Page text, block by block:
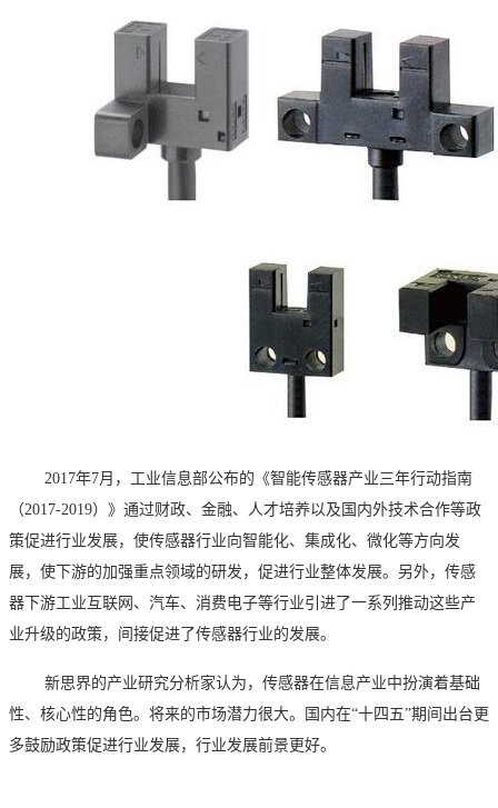
2017年7月，工业信息部公布的《智能传感器产业三年行动指南
（2017-2019）》通过财政、金融、人才培养以及国内外技术合作等政
策促进行业发展，使传感器行业向智能化、集成化、微化等方向发
展，使下游的加强重点领域的研发，促进行业整体发展。另外，传感
器下游工业互联网、汽车、消费电子等行业引进了一系列推动这些产
业升级的政策，间接促进了传感器行业的发展。
新思界的产业研究分析家认为，传感器在信息产业中扮演着基础
性、核心性的角色。将来的市场潜力很大。国内在“十四五”期间出台更
多鼓励政策促进行业发展，行业发展前景更好。